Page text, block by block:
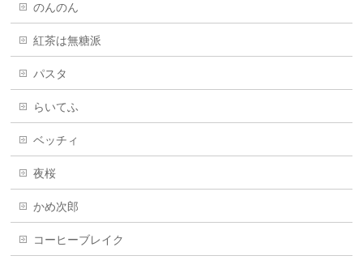
のんのん
紅茶は無糖派
パスタ
らいてふ
ベッチィ
夜桜
かめ次郎
コーヒーブレイク